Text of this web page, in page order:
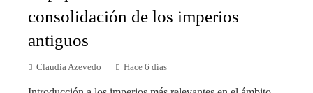
consolidación de los imperios
antiguos
Claudia Azevedo Hace 6 días